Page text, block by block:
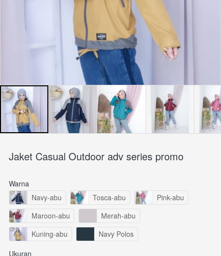
Jaket Casual Outdoor adv series promo
Warna
Navy-abu
Tosca-abu
Pink-abu
Maroon-abu
Merah-abu
Kuning-abu
Navy Polos
Ukuran